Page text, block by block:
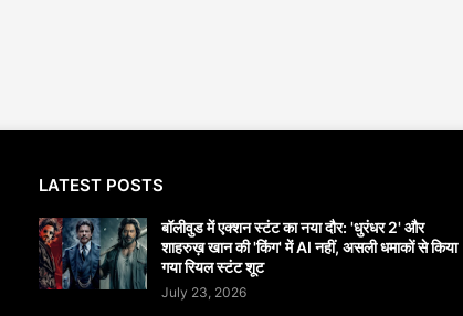
LATEST POSTS
बॉलीवुड में एक्शन स्टंट का नया दौर: 'धुरंधर 2' और
शाहरुख़ खान की 'किंग' में AI नहीं, असली धमाकों से किया
गया रियल स्टंट शूट
July 23, 2026